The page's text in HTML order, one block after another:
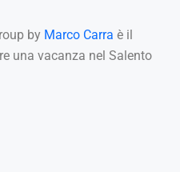
by Marco Carra è il
una vacanza nel Salento